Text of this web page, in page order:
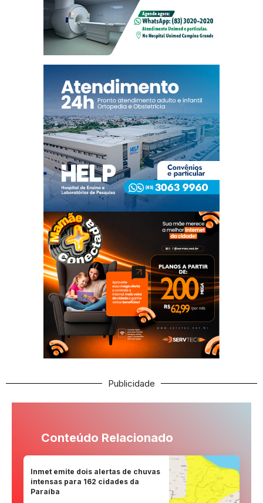
Publicidade
Conteúdo Relacionado
Inmet emite dois alertas de chuvas
intensas para 162 cidades da
Paraíba